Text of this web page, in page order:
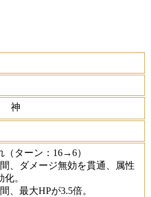
神
（ターン：16→6）
、ダメージ無効を貫通、属性
。
、最大HPが3.5倍。